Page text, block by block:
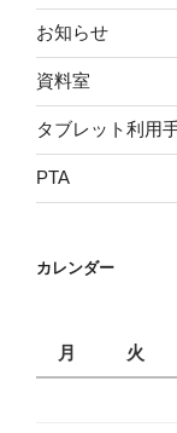
お知らせ
資料室
タブレット利用
PTA
カレンダー
月
火